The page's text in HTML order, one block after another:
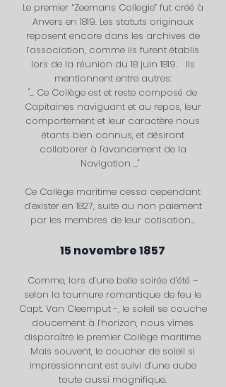
Le premier “Zeemans Collegie” fut créé à
Anvers en 1819. Les statuts originaux
reposent encore dans les archives de
l’association, comme ils furent établis
lors de la réunion du 18 juin 1819. Ils
mentionnent entre autres:
"... Ce Collège est et reste composé de
Capitaines naviguant et au repos, leur
comportement et leur caractère nous
étants bien connus, et désirant
collaborer à l'avancement de la
Navigation ..."
Ce Collège maritime cessa cependant
d’exister en 1827, suite au non paiement
par les membres de leur cotisation…
15 novembre 1857
Comme, lors d’une belle soirée d’été –
selon la tournure romantique de feu le
Capt. Van Cleemput -, le soleil se couche
doucement à l’horizon, nous vîmes
disparaître le premier Collège maritime.
Mais souvent, le coucher de soleil si
impressionnant est suivi d’une aube
toute aussi magnifique.